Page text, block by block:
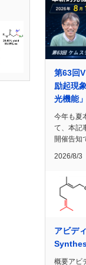
第63回
励起現
光機能
今年も夏
て、本記
開催告知
2026/8/3
アビデ
概要アビ